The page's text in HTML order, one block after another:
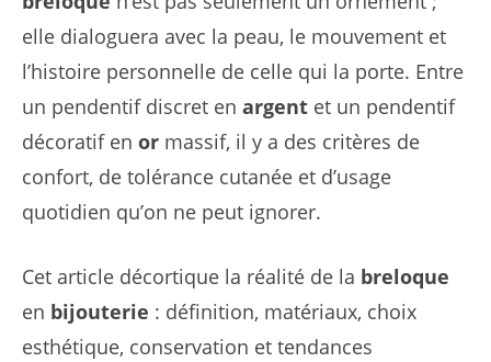
elle dialoguera avec la peau, le mouvement et
l’histoire personnelle de celle qui la porte. Entre
un pendentif discret en argent et un pendentif
décoratif en or massif, il y a des critères de
confort, de tolérance cutanée et d’usage
quotidien qu’on ne peut ignorer.
Cet article décortique la réalité de la breloque
en bijouterie : définition, matériaux, choix
esthétique, conservation et tendances